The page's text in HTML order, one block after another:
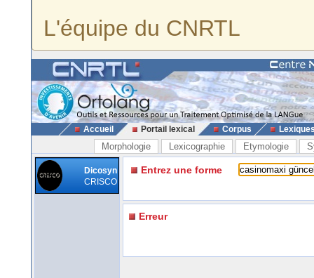
L'équipe du CNRTL
Accueil Portail lexical Corpus
Morphologie Lexicographie Etymologie
Dicosyn
CRISCO
Entrez une forme
Erreur